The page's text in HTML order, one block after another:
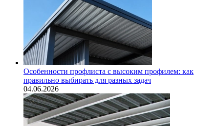
Особенности профлиста с высоким профилем: как
правильно выбирать для разных задач
04.06.2026